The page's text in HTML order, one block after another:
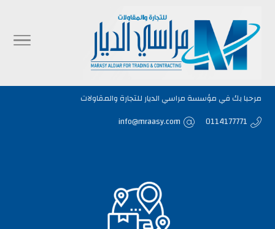
مرحبا بك في مؤسسة مراسي الديار للتجارة والمقاولات
0114177771
info@mraasy.com